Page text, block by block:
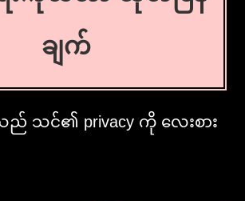
ချက်
သည် သင်၏ privacy ကို လေးစား